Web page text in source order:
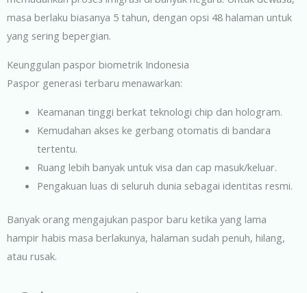
masa berlaku biasanya 5 tahun, dengan opsi 48 halaman untuk
yang sering bepergian.
Keunggulan paspor biometrik Indonesia
Paspor generasi terbaru menawarkan:
Keamanan tinggi berkat teknologi chip dan hologram.
Kemudahan akses ke gerbang otomatis di bandara
tertentu.
Ruang lebih banyak untuk visa dan cap masuk/keluar.
Pengakuan luas di seluruh dunia sebagai identitas resmi.
Banyak orang mengajukan paspor baru ketika yang lama
hampir habis masa berlakunya, halaman sudah penuh, hilang,
atau rusak.